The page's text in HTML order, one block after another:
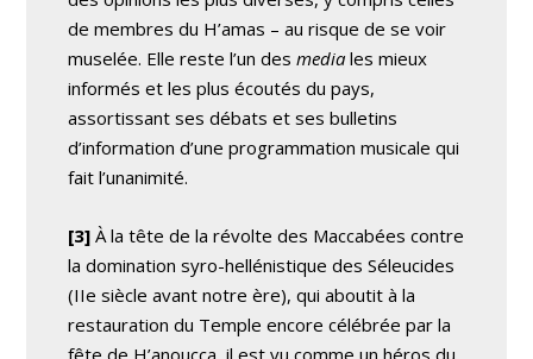
de membres du H’amas – au risque de se voir
muselée. Elle reste l’un desmedia les mieux
informés et les plus écoutés du pays,
assortissant ses débats et ses bulletins
d’information d’une programmation musicale qui
fait l’unanimité.
[3] À la tête de la révolte des Maccabées contre
la domination syro-hellénistique des Séleucides
(IIe siècle avant notre ère), qui aboutit à la
restauration du Temple encore célébrée par la